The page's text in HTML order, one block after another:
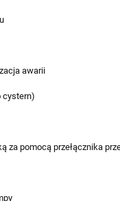
awarii
cystern)
za pomocą przełącznika